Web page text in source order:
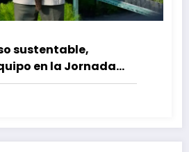
sustentable,
en la Jornada
2026